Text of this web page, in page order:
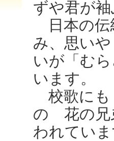
ずや君が
日本の伝
み、思い
いが「む
います。
校歌にも
の 花の兄
われてい